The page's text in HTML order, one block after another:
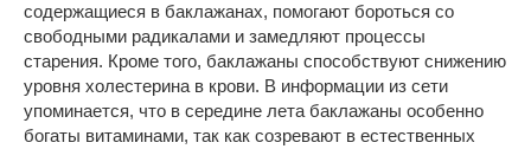
содержащиеся в баклажанах, помогают бороться со
свободными радикалами и замедляют процессы
старения. Кроме того, баклажаны способствуют снижению
уровня холестерина в крови. В информации из сети
упоминается, что в середине лета баклажаны особенно
богаты витаминами, так как созревают в естественных